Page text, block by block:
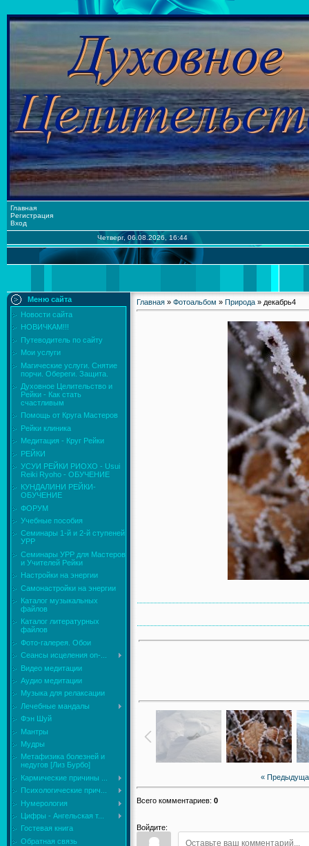
Главная
Регистрация
Вход
Четверг, 06.08.2026, 16:44
Меню сайта
Новости сайта
НОВИЧКАМ!!!
Путеводитель по сайту
Мои услуги
Магические услуги. Снятие
порчи. Обереги. Защита.
Духовное Целительство и
Рейки - Как стать
счастливым
Помощь от Круга Мастеров
Рейки клиника
Медитация - Круг Рейки
РЕЙКИ
УСУИ РЕЙКИ РИОХО - Usui
Reiki Ryoho - ОБУЧЕНИЕ
КУНДАЛИНИ РЕЙКИ-
ОБУЧЕНИЕ
ФОРУМ
Учебные пособия
Семинары 1-й и 2-й ступеней
УРР
Семинары УРР для Мастеров
и Учителей Рейки
Настройки на энергии
Самонастройки на энергии
Каталог музыкальных
файлов
Каталог литературных
файлов
Фото-галерея. Обои
Сеансы исцеления on-...
Видео медитации
Аудио медитации
Музыка для релаксации
Лечебные мандалы
Фэн Шуй
Мантры
Мудры
Mетафизика болезней и
недугов [Лиз Бурбо]
Кармические причины ...
Психологические прич...
Нумерология
Цифры - Ангельская т...
Гостевая книга
Обратная связь
Главная » Фотоальбом » Природа » декабрь4
«
Всего комментариев: 0
Войдите: